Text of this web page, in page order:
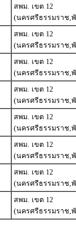
สพม. เขต 12
(นครศรีธรรมราช,
สพม. เขต 12
(นครศรีธรรมราช,
สพม. เขต 12
(นครศรีธรรมราช,
สพม. เขต 12
(นครศรีธรรมราช,
สพม. เขต 12
(นครศรีธรรมราช,
สพม. เขต 12
(นครศรีธรรมราช,
สพม. เขต 12
(นครศรีธรรมราช,
สพม. เขต 12
(นครศรีธรรมราช,